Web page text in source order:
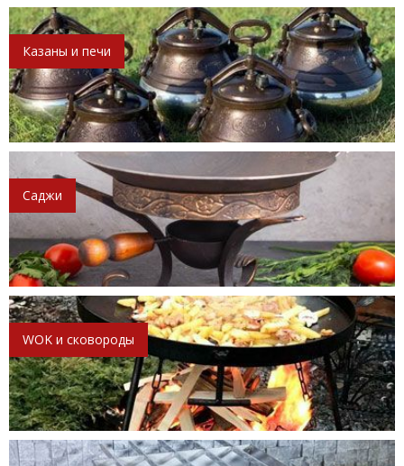
Казаны и печи
Саджи
WOK и сковороды